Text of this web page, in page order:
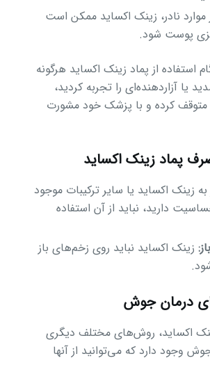
نادر، زینک اکساید ممکن است
پوست شود.
استفاده از پماد زینک اکساید هرگونه
یا آزاردهنده‌ای را تجربه کردید،
متوقف کرده و با پزشک خود مشورت
پماد زینک اکساید
زینک اکساید یا سایر ترکیبات موجود
دارید، نباید از آن استفاده
زینک اکساید نباید روی زخم‌های باز
درمان جوش
اکساید، روش‌های مختلف دیگری
وجود دارد که می‌توانید از آنها